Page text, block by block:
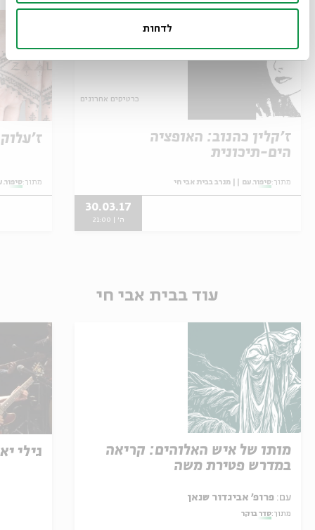
לדחות
כרטיסים אחרונים
ז'קלין כהנוב: האופציה
הים-תיכונית
מתוך:סיפור.עם || מגרב בבית אבי חי
30.03.17
ה' | 21:00
ז'עלוק
מתוך:
עוד בבית אבי חי
מותו של איש האלוהים: קריאה
במדרש פטירת משה
עם:
מתוך:סדר בוקר
גילי